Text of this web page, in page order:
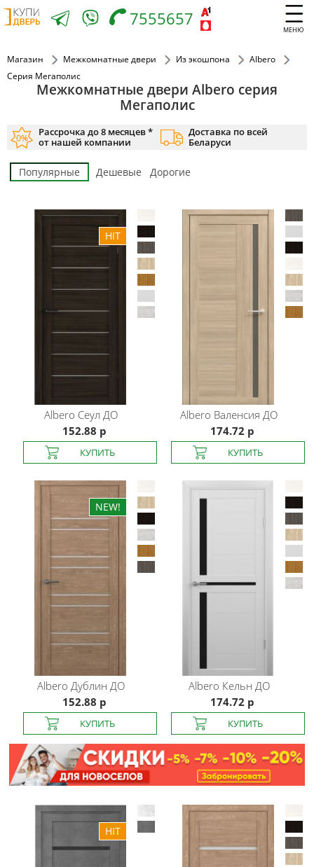
МЕНЮ
7555657
Магазин Межкомнатные двери Из экошпона
Albero
Серия Мегаполис
Межкомнатные двери Albero серия
Мегаполис
Рассрочка до 8 месяцев *
от нашей компании
Доставка по всей
Беларуси
Популярные Дешевые Дорогие
Albero Сеул ДО
152.88 р
Albero Валенсия ДО
174.72 р
Albero Дублин ДО
152.88 р
Albero Кельн ДО
174.72 р